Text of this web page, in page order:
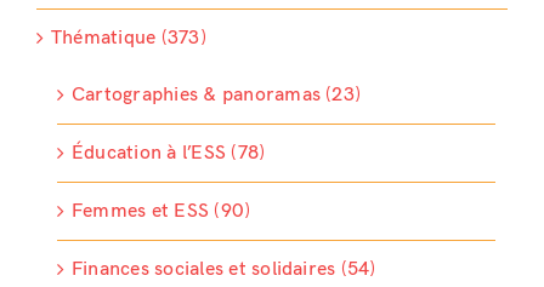
Thématique (373)
Cartographies & panoramas (23)
Éducation à l’ESS (78)
Femmes et ESS (90)
Finances sociales et solidaires (54)